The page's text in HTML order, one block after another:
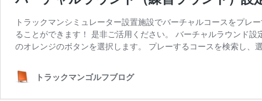
トラックマンシミュレーター設置施設でバーチャルコースをプレ
ることができます！ 是非ご活用ください。 バーチャルラウンド
のオレンジのボタンを選択します。 プレーするコースを検索し
トラックマンゴルフブログ